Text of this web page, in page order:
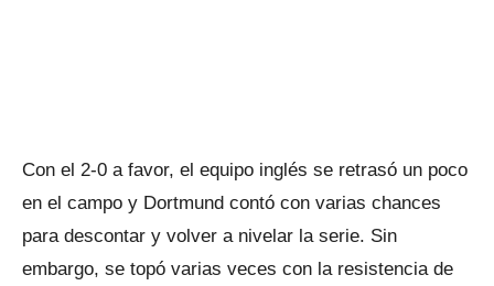
Con el 2-0 a favor, el equipo inglés se retrasó un poco
en el campo y Dortmund contó con varias chances
para descontar y volver a nivelar la serie. Sin
embargo, se topó varias veces con la resistencia de